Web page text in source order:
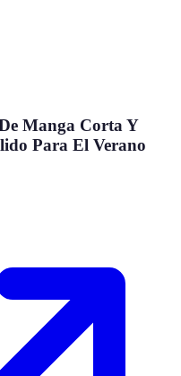
Manga Corta Y
Para El Verano